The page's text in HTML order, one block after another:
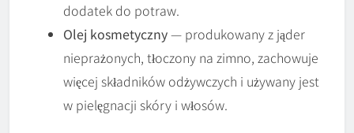
dodatek do potraw.
Olej kosmetyczny— produkowany z jąder
nieprażonych, tłoczony na zimno, zachowuje
więcej składników odżywczych i używany jest
w pielęgnacji skóry i włosów.